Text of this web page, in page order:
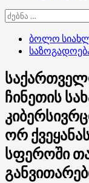
ძებნა:
ბოლო
ჩინეთის
ორ
სფეროში